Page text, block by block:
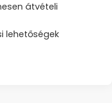
átvételi
lehetőségek